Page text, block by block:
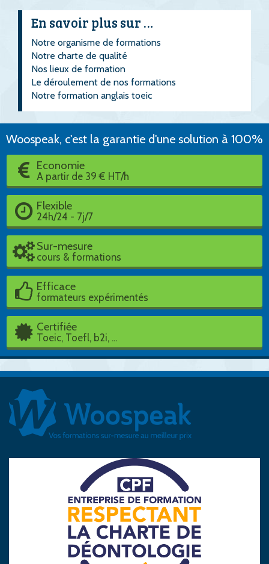
En savoir plus sur …
Notre organisme de formations
Notre charte de qualité
Nos lieux de formation
Le déroulement de nos formations
Notre formation anglais toeic
Woospeak, c'est la garantie d'une solution à 100%
Economie
A partir de 39 € HT/h
Flexible
24h/24 - 7j/7
Sur-mesure
cours & formations
Efficace
formateurs expérimentés
Certifiée
Toeic, Toefl, b2i, ...